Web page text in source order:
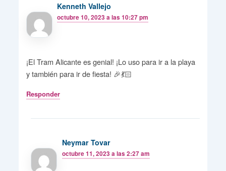
Kenneth Vallejo
octubre 10, 2023 a las 10:27 pm
¡El Tram Alicante es genial! ¡Lo uso para ir a la playa
y también para ir de fiesta! 🎉💃🏻
Responder
Neymar Tovar
octubre 11, 2023 a las 2:27 am